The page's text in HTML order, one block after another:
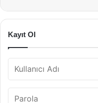
Kayıt Ol